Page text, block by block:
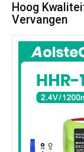
Hoog
Vervangen